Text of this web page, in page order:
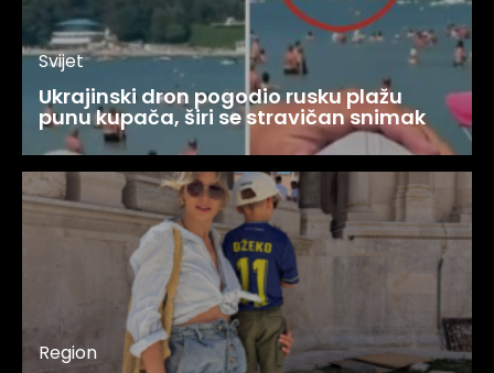
Svijet
Ukrajinski dron pogodio rusku plažu
punu kupača, širi se stravičan snimak
Region